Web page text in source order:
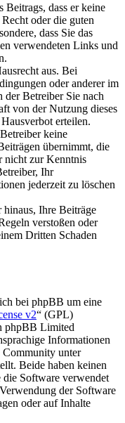
Beitrags, dass er keine
oder die guten
dass Sie das
verwendeten Links und
aus. Bei
oder anderer im
Betreiber Sie nach
von der Nutzung dieses
erteilen.
keine
übernimmt, die
nicht zur Kenntnis
Ihr
jederzeit zu löschen
hinaus, Ihre Beiträge
verstoßen oder
Dritten Schaden
bei phpBB um eine
v2“ (GPL)
phpBB Limited
Informationen
Community unter
Beide haben keinen
Software verwendet
der Software
oder auf Inhalte